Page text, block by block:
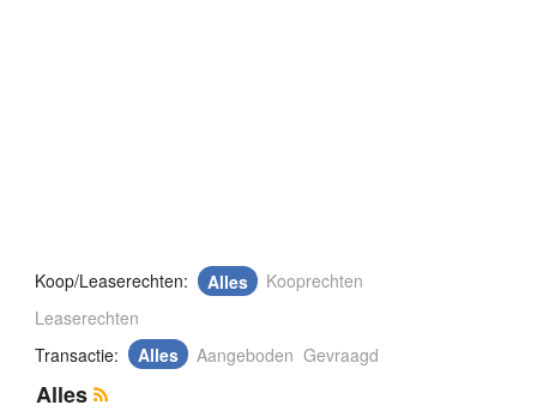
Koop/Leaserechten: Alles
Kooprechten
Leaserechten
Transactie:
Alles Aangeboden Gevraagd
Alles